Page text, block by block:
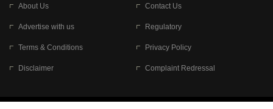
About Us Contact Us
Advertise with us Regulatory
Terms & Conditions Privacy Policy
Disclaimer Complaint Redressal